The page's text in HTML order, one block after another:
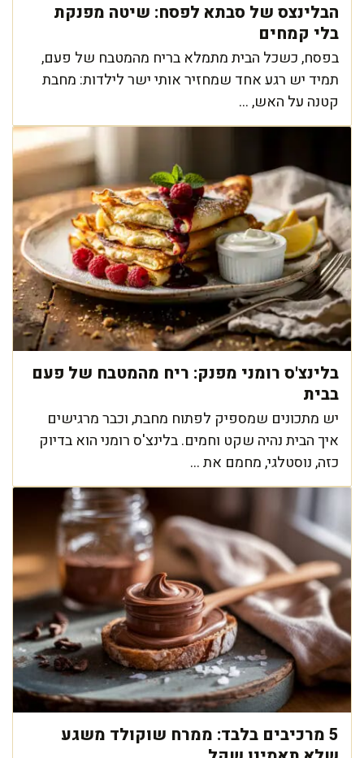
הבלינצס של סבתא לפסח: שיטה מפנקת
בלי קמחים
בפסח, כשכל הבית מתמלא בריח מהמטבח של פעם,
תמיד יש רגע אחד שמחזיר אותי ישר לילדות: מחבת
קטנה על האש, ...
בלינצ'ס רומני מפנק: ריח מהמטבח של פעם
בבית
יש מתכונים שמספיק לפתוח מחבת, וכבר מרגישים
איך הבית נהיה שקט וחמים. בלינצ'ס רומני הוא בדיוק
כזה, נוסטלגי, מחמם את ...
5 מרכיבים בלבד: ממרח שוקולד משגע